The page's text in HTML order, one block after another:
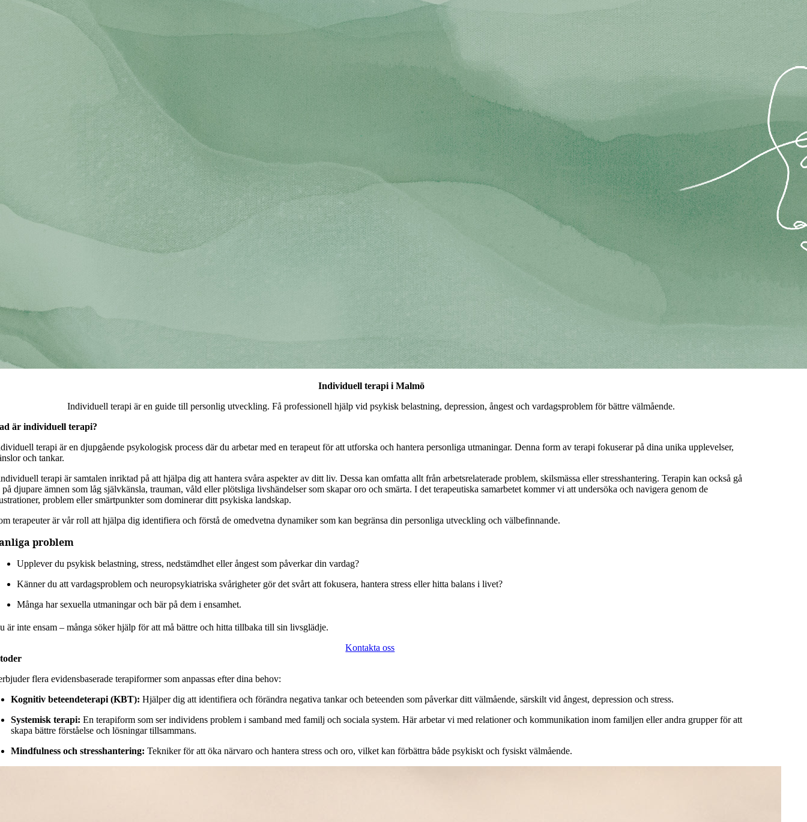
Individuell terapi i Malmö
Individuell terapi är en guide till personlig utveckling. Få professionell hjälp vid psykisk belastning, depression, ångest och vardagsproblem för bättre välmående.
är individuell terapi?
terapi är en djupgående psykologisk process där du arbetar med en terapeut för att utforska och hantera personliga utmaningar. Denna form av terapi fokuserar på dina unika upplevelser,
och tankar.
terapi är samtalen inriktad på att hjälpa dig att hantera svåra aspekter av ditt liv. Dessa kan omfatta allt från arbetsrelaterade problem, skilsmässa eller stresshantering. Terapin kan också gå
på djupare ämnen som låg självkänsla, trauman, våld eller plötsliga livshändelser som skapar oro och smärta. I det terapeutiska samarbetet kommer vi att undersöka och navigera genom de
problem eller smärtpunkter som dominerar ditt psykiska landskap.
terapeuter är vår roll att hjälpa dig identifiera och förstå de omedvetna dynamiker som kan begränsa din personliga utveckling och välbefinnande.
problem
Upplever du psykisk belastning, stress, nedstämdhet eller ångest som påverkar din vardag?
Känner du att vardagsproblem och neuropsykiatriska svårigheter gör det svårt att fokusera, hantera stress eller hitta balans i livet?
Många har sexuella utmaningar och bär på dem i ensamhet.
är inte ensam – många söker hjälp för att må bättre och hitta tillbaka till sin livsglädje.
Kontakta oss
flera evidensbaserade terapiformer som anpassas efter dina behov:
Kognitiv beteendeterapi (KBT): Hjälper dig att identifiera och förändra negativa tankar och beteenden som påverkar ditt välmående, särskilt vid ångest, depression och stress.
Systemisk terapi: En terapiform som ser individens problem i samband med familj och sociala system. Här arbetar vi med relationer och kommunikation inom familjen eller andra grupper för att
skapa bättre förståelse och lösningar tillsammans.
Mindfulness och stresshantering: Tekniker för att öka närvaro och hantera stress och oro, vilket kan förbättra både psykiskt och fysiskt välmående.